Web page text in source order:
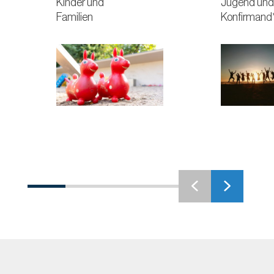
Kinder und
Familien
Jugend und